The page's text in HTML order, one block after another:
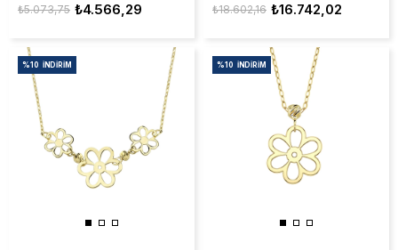
₺4.566,29
₺5.073,75 ₺16.742,02
₺18.602,16
%10 İNDIRIM %10 İNDIRIM